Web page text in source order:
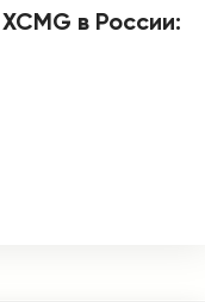
в России: